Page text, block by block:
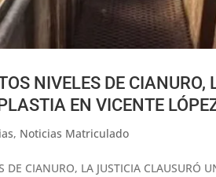
NIVELES DE
EN VICENTE
, Noticias Matriculado
DE CIANURO, LA JUSTICIA CLAUSURÓ